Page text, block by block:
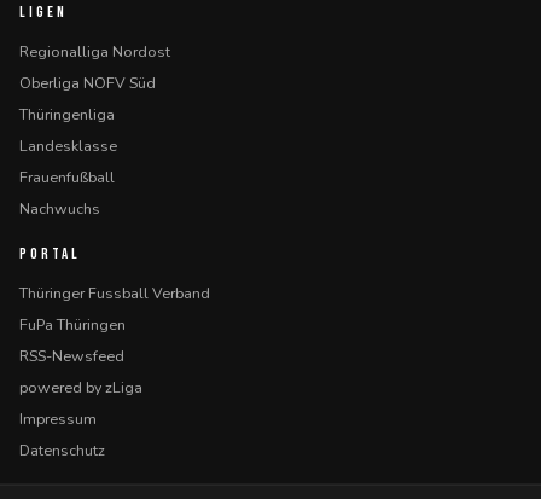
LIGEN
Regionalliga Nordost
Oberliga NOFV Süd
Thüringenliga
Landesklasse
Frauenfußball
Nachwuchs
PORTAL
Thüringer Fussball Verband
FuPa Thüringen
RSS-Newsfeed
powered by zLiga
Impressum
Datenschutz